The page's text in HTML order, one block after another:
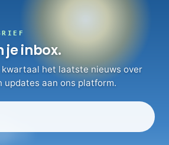
je inbox.
kwartaal het laatste nieuws over
updates aan ons platform.